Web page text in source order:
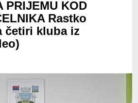
PRIJEMU KOD
Rastko
četiri kluba iz